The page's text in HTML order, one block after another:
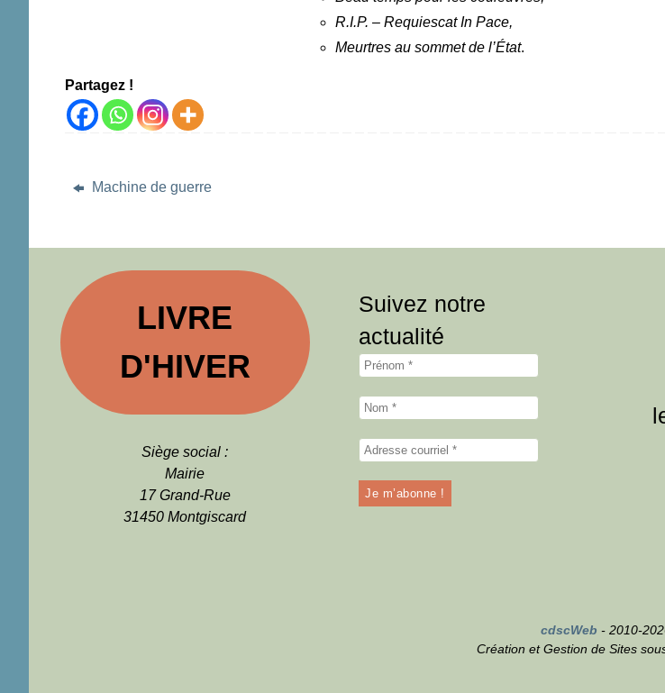
R.I.P. – Requiescat In Pace,
Meurtres au sommet de l’État.
Partagez !
Machine de guerre
LIVRE
D'HIVER
Siège social :
Mairie
17 Grand-Rue
31450 Montgiscard
Suivez notre
actualité
cdscWeb - 2010-
Création et Gestion de Sites